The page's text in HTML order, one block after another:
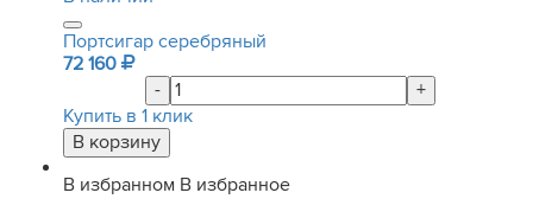
Портсигар серебряный
72 160
-
+
Купить в 1 клик
В избранном В избранное